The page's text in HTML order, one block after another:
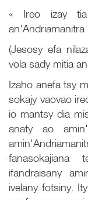
« Ireo izay
an'Andriamanitra
(Jesosy efa
vola sady mitia
Izaho anefa tsy
sokajy vaovao
io mantsy dia
anaty ao
fanasokajiana
ifandraisany
ivelany fotsiny.